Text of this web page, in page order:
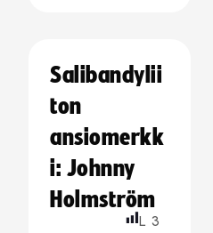
Salibandylii
ton
ansiomerkk
i: Johnny
Holmström
L 3